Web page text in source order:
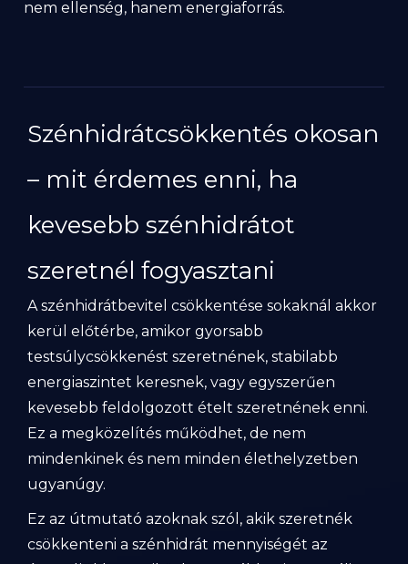
nem ellenség, hanem energiaforrás.
Szénhidrátcsökkentés okosan
– mit érdemes enni, ha
kevesebb szénhidrátot
szeretnél fogyasztani
A szénhidrátbevitel csökkentése sokaknál akkor
kerül előtérbe, amikor gyorsabb
testsúlycsökkenést szeretnének, stabilabb
energiaszintet keresnek, vagy egyszerűen
kevesebb feldolgozott ételt szeretnének enni.
Ez a megközelítés működhet, de nem
mindenkinek és nem minden élethelyzetben
ugyanúgy.
Ez az útmutató azoknak szól, akik szeretnék
csökkenteni a szénhidrát mennyiségét az